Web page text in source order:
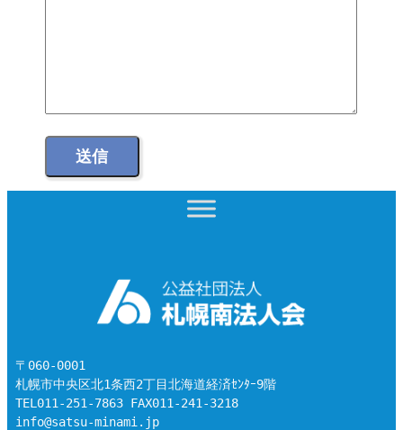
〒060-0001
札幌市中央区北1条西2丁目北海道経済ｾﾝﾀｰ9階
TEL011-251-7863 FAX011-241-3218
info@satsu-minami.jp